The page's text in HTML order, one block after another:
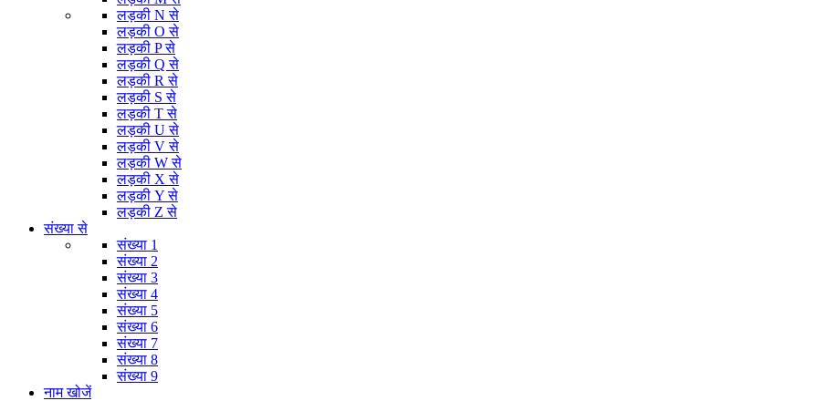
लड़की N से
लड़की O से
लड़की P से
लड़की Q से
लड़की R से
लड़की S से
लड़की T से
लड़की U से
लड़की V से
लड़की W से
लड़की X से
लड़की Y से
लड़की Z से
संख्या से
संख्या 1
संख्या 2
संख्या 3
संख्या 4
संख्या 5
संख्या 6
संख्या 7
संख्या 8
संख्या 9
नाम खोजें